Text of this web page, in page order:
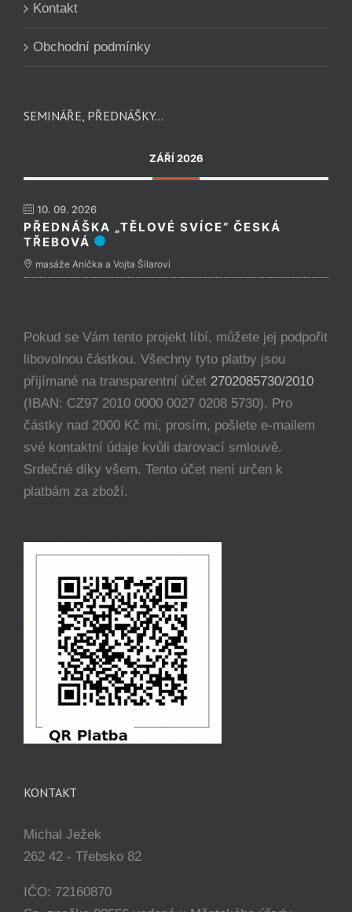
Kontakt
Obchodní podmínky
SEMINÁŘE, PŘEDNÁŠKY…
ZÁŘÍ 2026
10. 09. 2026
PŘEDNÁŠKA „TĚLOVÉ SVÍCE“ ČESKÁ
TŘEBOVÁ
masáže Anička a Vojta Šilarovi
Pokud se Vám tento projekt líbí, můžete jej podpořit
libovolnou částkou. Všechny tyto platby jsou
přijímané na transparentní účet 2702085730/2010
(IBAN: CZ97 2010 0000 0027 0208 5730). Pro
částky nad 2000 Kč mi, prosím, pošlete e-mailem
své kontaktní údaje kvůli darovací smlouvě.
Srdečné díky všem. Tento účet není určen k
platbám za zboží.
KONTAKT
Michal Ježek
262 42 - Třebsko 82
IČO: 72160870